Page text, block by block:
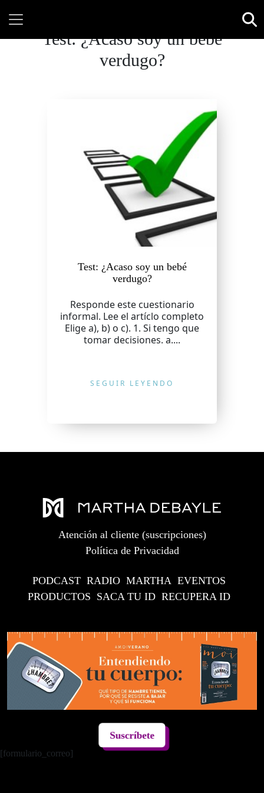
Test: ¿Acaso soy un bebé
verdugo?
Test: ¿Acaso soy un bebé
verdugo?
Responde este cuestionario
informal. Lee el artíclo completo
Elige a), b) o c). 1. Si tengo que
tomar decisiones. a....
SEGUIR LEYENDO
Atención al cliente (suscripciones)
Política de Privacidad
PODCAST RADIO MARTHA EVENTOS
PRODUCTOS SACA TU ID RECUPERA ID
Suscríbete
[formulario_correo]